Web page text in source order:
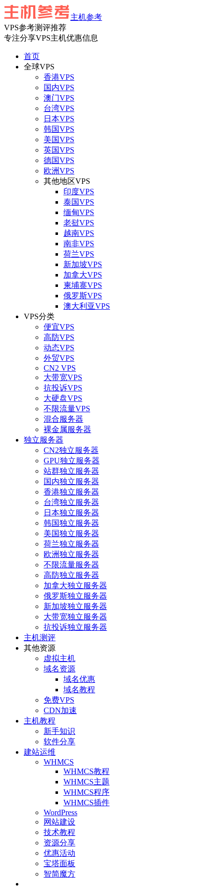
主机参考
VPS参考测评推荐
专注分享VPS主机优惠信息
首页
全球VPS
香港VPS
国内VPS
澳门VPS
台湾VPS
日本VPS
韩国VPS
美国VPS
英国VPS
德国VPS
欧洲VPS
其他地区VPS
印度VPS
泰国VPS
缅甸VPS
老挝VPS
越南VPS
南非VPS
荷兰VPS
新加坡VPS
加拿大VPS
柬埔寨VPS
俄罗斯VPS
澳大利亚VPS
VPS分类
便宜VPS
高防VPS
动态VPS
外贸VPS
CN2 VPS
大带宽VPS
抗投诉VPS
大硬盘VPS
不限流量VPS
混合服务器
裸金属服务器
独立服务器
CN2独立服务器
GPU独立服务器
站群独立服务器
国内独立服务器
香港独立服务器
台湾独立服务器
日本独立服务器
韩国独立服务器
美国独立服务器
荷兰独立服务器
欧洲独立服务器
不限流量服务器
高防独立服务器
加拿大独立服务器
俄罗斯独立服务器
新加坡独立服务器
大带宽独立服务器
抗投诉独立服务器
主机测评
其他资源
虚拟主机
域名资源
域名优惠
域名教程
免费VPS
CDN加速
主机教程
新手知识
软件分享
建站运维
WHMCS
WHMCS教程
WHMCS主题
WHMCS程序
WHMCS插件
WordPress
网站建设
技术教程
资源分享
优惠活动
宝塔面板
智简魔方